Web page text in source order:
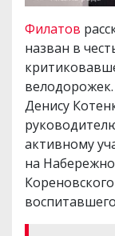
Филатов
назван в
Денису
активному
на